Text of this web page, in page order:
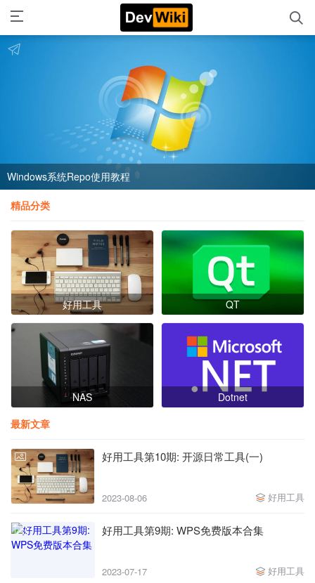
Windows系统Repo使用教程
精品分类
好用工具 QT
NAS
Dotnet
最新文章
好用工具第10期: 开源日常工具(一)
2023-08-06 好用工具
好用工具第9期: WPS免费版本合集
2023-07-17 好用工具